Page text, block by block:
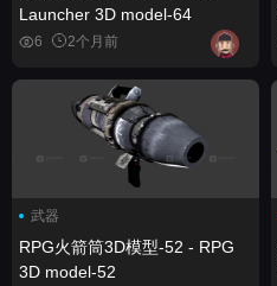
Launcher 3D model-64
6 2个月前
武器
RPG火箭筒3D模型-52 - RPG
3D model-52